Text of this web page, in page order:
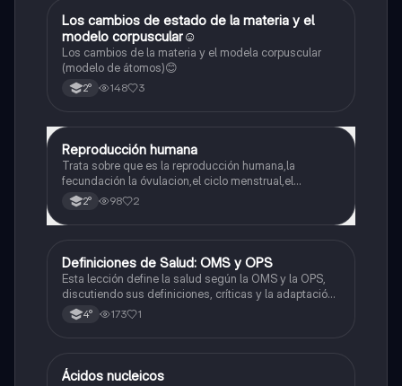
Ciencias Naturales
Los cambios de estado de la materia y el
modelo corpuscular☺️
Los cambios de la materia y el modela corpuscular
(modelo de átomos)😊
2° 148 3
Ciencias Naturales
Reproducción humana
Trata sobre que es la reproducción humana,la
fecundación la óvulacion,el ciclo menstrual,el
embarazo y sus características,parto y los aparatos q
lo componen
2° 98 2
Ciencias Naturales
Definiciones de Salud: OMS y OPS
Esta lección define la salud según la OMS y la OPS,
discutiendo sus definiciones, críticas y la adaptación
diferenciada.
4° 173 1
Biología
Ácidos nucleicos